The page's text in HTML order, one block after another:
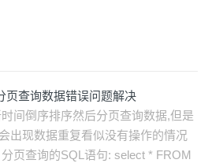
页查询数据错误问题解决
间倒序排序然后分页查询数据,但是
出现数据重复看似没有操作的情况
页查询的SQL语句: select * FROM